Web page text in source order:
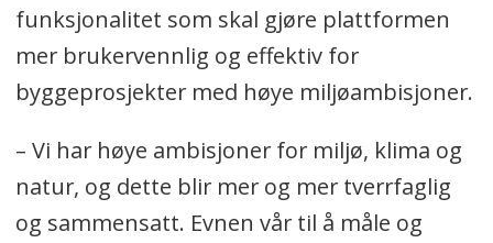
funksjonalitet som skal gjøre plattformen
mer brukervennlig og effektiv for
byggeprosjekter med høye miljøambisjoner.
– Vi har høye ambisjoner for miljø, klima og
natur, og dette blir mer og mer tverrfaglig
og sammensatt. Evnen vår til å måle og